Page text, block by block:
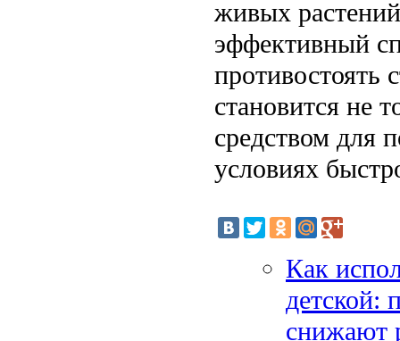
живых
эффективный
противостоять
становится не
средством для
условиях
Как
детской:
снижают